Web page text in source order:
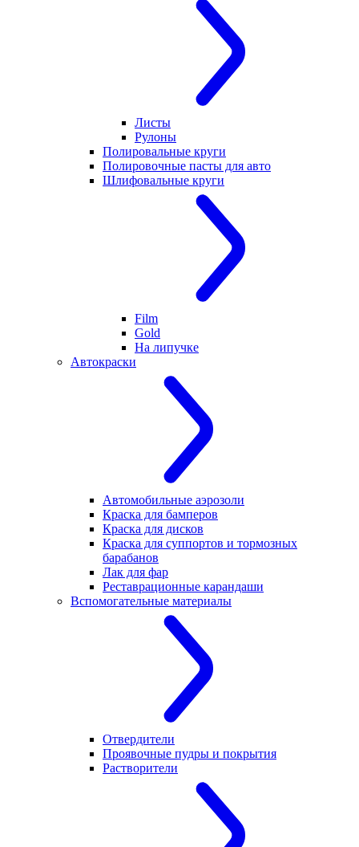
Листы
Рулоны
Полировальные круги
Полировочные пасты для авто
Шлифовальные круги
Film
Gold
На липучке
Автокраски
Автомобильные аэрозоли
Краска для бамперов
Краска для дисков
Краска для суппортов и тормозных
барабанов
Лак для фар
Реставрационные карандаши
Вспомогательные материалы
Отвердители
Проявочные пудры и покрытия
Растворители